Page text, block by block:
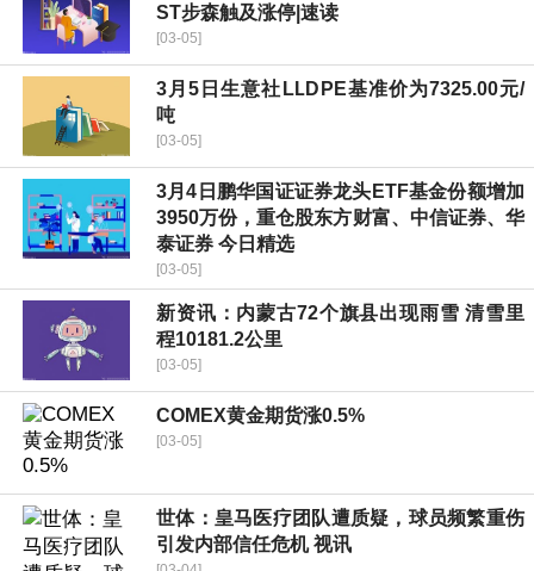
ST步森触及涨停|速读
[03-05]
3月5日生意社LLDPE基准价为7325.00元/
吨
[03-05]
3月4日鹏华国证证券龙头ETF基金份额增加
3950万份，重仓股东方财富、中信证券、华
泰证券 今日精选
[03-05]
新资讯：内蒙古72个旗县出现雨雪 清雪里
程10181.2公里
[03-05]
COMEX黄金期货涨0.5%
[03-05]
世体：皇马医疗团队遭质疑，球员频繁重伤
引发内部信任危机 视讯